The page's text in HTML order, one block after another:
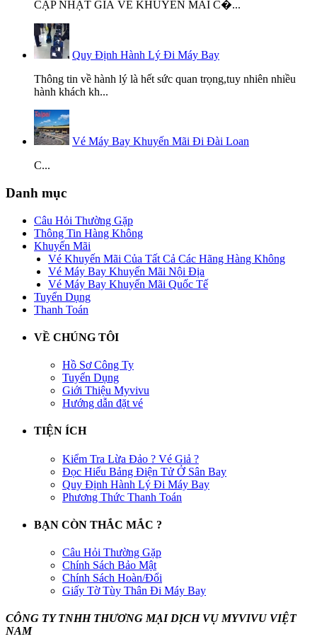
CẬP NHẬT GIÁ VÉ KHUYẾN MÃI C�...
Quy Định Hành Lý Đi Máy Bay
Thông tin về hành lý là hết sức quan trọng,tuy nhiên nhiều
hành khách kh...
Vé Máy Bay Khuyến Mãi Đi Đài Loan
C...
Danh mục
Câu Hỏi Thường Gặp
Thông Tin Hàng Không
Khuyến Mãi
Vé Khuyến Mãi Của Tất Cả Các Hãng Hàng Không
Vé Máy Bay Khuyến Mãi Nội Địa
Vé Máy Bay Khuyến Mãi Quốc Tế
Tuyển Dụng
Thanh Toán
VỀ CHÚNG TÔI
Hồ Sơ Công Ty
Tuyển Dụng
Giới Thiệu Myvivu
Hướng dẫn đặt vé
TIỆN ÍCH
Kiểm Tra Lừa Đảo ? Vé Giả ?
Đọc Hiểu Bảng Điện Tử Ở Sân Bay
Quy Định Hành Lý Đi Máy Bay
Phương Thức Thanh Toán
BẠN CÒN THẮC MẮC ?
Câu Hỏi Thường Gặp
Chính Sách Bảo Mật
Chính Sách Hoàn/Đổi
Giấy Tờ Tùy Thân Đi Máy Bay
CÔNG TY TNHH THƯƠNG MẠI DỊCH VỤ MYVIVU VIỆT
NAM